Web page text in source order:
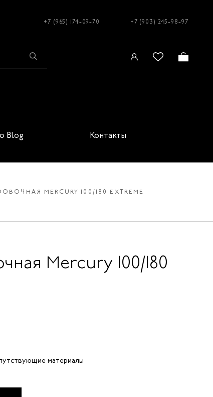
+7 (965) 174-09-70 +7 (903) 245-98-97
Blog Контакты
MERCURY 100/180 EXTREME
Mercury 100/180
материалы